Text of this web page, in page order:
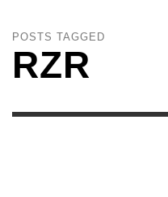
POSTS TAGGED
RZR